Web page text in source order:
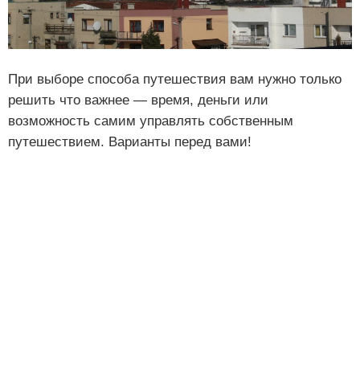
При выборе способа путешествия вам нужно только
решить что важнее — время, деньги или
возможность самим управлять собственным
путешествием. Варианты перед вами!